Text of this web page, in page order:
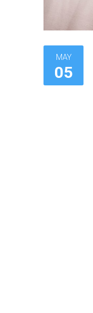
MAY
05